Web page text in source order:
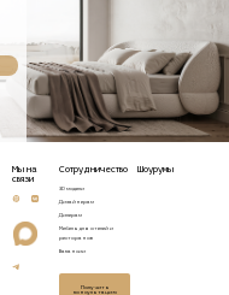
Мы на
связи
Сотрудничество
3D модели
Дизайнерам
Дилерам
Мебель для отелей и
ресторанов
Вакансии
Получить
консультацию
Шоурумы